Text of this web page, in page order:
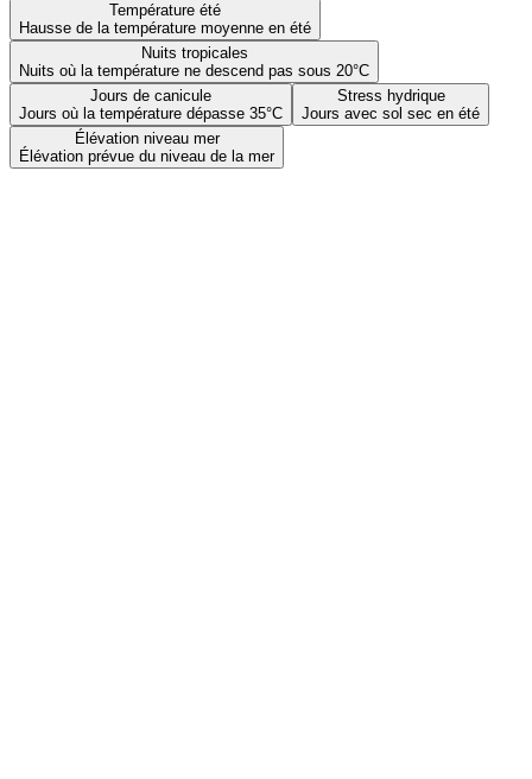
Température été
Hausse de la température moyenne en été
Nuits tropicales
Nuits où la température ne descend pas sous 20°C
Jours de canicule
Jours où la température dépasse 35°C
Stress hydrique
Jours avec sol sec en été
Élévation niveau mer
Élévation prévue du niveau de la mer